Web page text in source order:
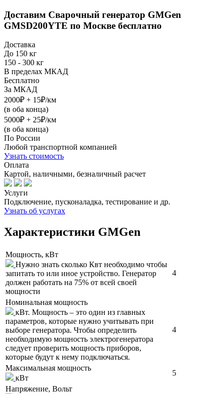
Доставим Сварочный генератор GMGen
GMSD200YTE по Москве бесплатно
Доставка
До 150 кг
150 - 300 кг
В пределах МКАД
Бесплатно
За МКАД
2000₽ + 15₽/км
(в оба конца)
5000₽ + 25₽/км
(в оба конца)
По России
Любой транспортной компанией
Узнать стоимость
Оплата
Картой, наличными, безналичный расчет
Услуги
Подключение, пусконаладка, тестирование и др.
Узнать об услугах
Характеристики GMGen
Мощность, кВт
Нужно знать сколько Квт необходимо чтобы
запитать то или иное устройство. Генератор
должен работать на 75% от всей своей
мощности
4
Номинальная мощность
кВт. Мощность – это один из главных
параметров, которые нужно учитывать при
выборе генератора. Чтобы определить
необходимую мощность электрогенератора
следует проверить мощность приборов,
которые будут к нему подключаться.
4
Максимальная мощность
кВт
5
Напряжение, Вольт